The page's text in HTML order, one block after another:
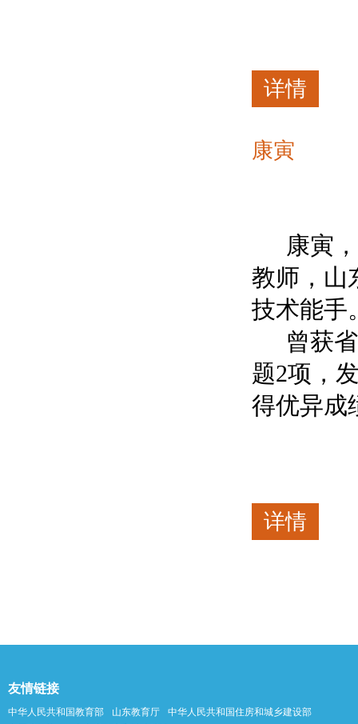
详情
康寅
康寅
教师，山
技术能手
曾获
题2项，
得优异成
详情
友情链接
中华人民共和国教育部 山东教育厅
中华人民共和国住房和城乡建设部